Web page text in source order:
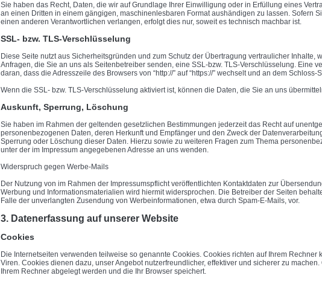
Sie haben das Recht, Daten, die wir auf Grundlage Ihrer Einwilligung oder in Erfüllung eines
an einen Dritten in einem gängigen, maschinenlesbaren Format aushändigen zu lassen. Sofern
einen anderen Verantwortlichen verlangen, erfolgt dies nur, soweit es technisch machbar ist.
SSL- bzw. TLS-Verschlüsselung
Diese Seite nutzt aus Sicherheitsgründen und zum Schutz der Übertragung vertraulicher Inhalte,
Anfragen, die Sie an uns als Seitenbetreiber senden, eine SSL-bzw. TLS-Verschlüsselung. Eine
daran, dass die Adresszeile des Browsers von “http://” auf “https://” wechselt und an dem
Wenn die SSL- bzw. TLS-Verschlüsselung aktiviert ist, können die Daten, die Sie an uns
Auskunft, Sperrung, Löschung
Sie haben im Rahmen der geltenden gesetzlichen Bestimmungen jederzeit das Recht auf
personenbezogenen Daten, deren Herkunft und Empfänger und den Zweck der
Sperrung oder Löschung dieser Daten. Hierzu sowie zu weiteren Fragen zum Thema
unter der im Impressum angegebenen Adresse an uns wenden.
Widerspruch gegen Werbe-Mails
Der Nutzung von im Rahmen der Impressumspflicht veröffentlichten Kontaktdaten zur
Werbung und Informationsmaterialien wird hiermit widersprochen. Die Betreiber der Seiten
Falle der unverlangten Zusendung von Werbeinformationen, etwa durch Spam-E-Mails, vor.
3. Datenerfassung auf unserer Website
Cookies
Die Internetseiten verwenden teilweise so genannte Cookies. Cookies richten auf Ihrem Rechner
Viren. Cookies dienen dazu, unser Angebot nutzerfreundlicher, effektiver und sicherer zu
Ihrem Rechner abgelegt werden und die Ihr Browser speichert.